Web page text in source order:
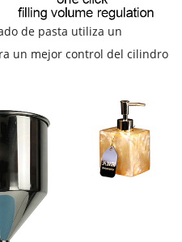
de pasta utiliza un
un mejor control del cilindro